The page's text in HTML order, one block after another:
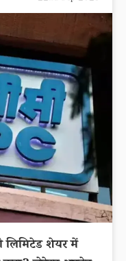
लिमिटेड शेयर में